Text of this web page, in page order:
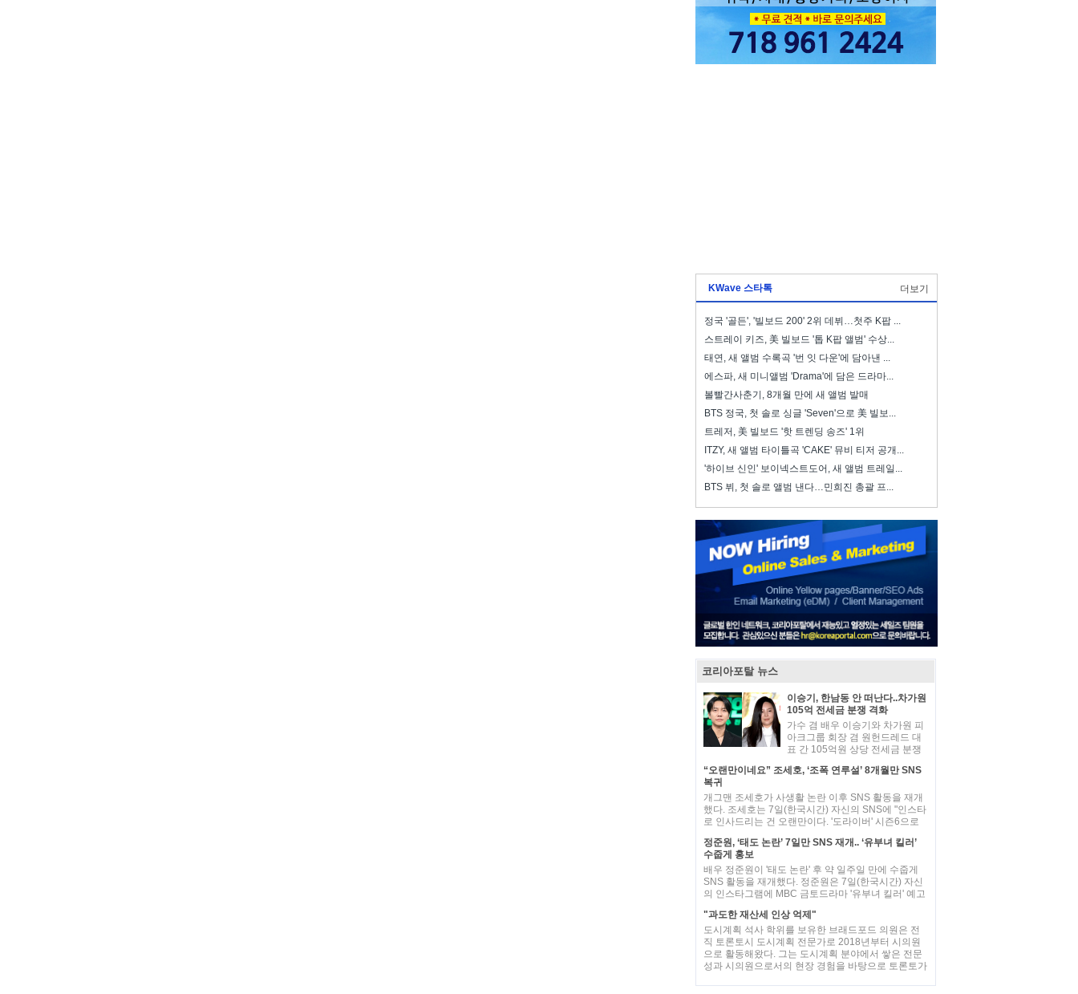
KWave 스타톡 더보기
정국 '골든', '빌보드 200' 2위 데뷔…첫주 K팝 ...
스트레이 키즈, 美 빌보드 '톱 K팝 앨범' 수상...
태연, 새 앨범 수록곡 '번 잇 다운'에 담아낸 ...
에스파, 새 미니앨범 'Drama'에 담은 드라마...
볼빨간사춘기, 8개월 만에 새 앨범 발매
BTS 정국, 첫 솔로 싱글 'Seven'으로 美 빌보...
트레저, 美 빌보드 '핫 트렌딩 송즈' 1위
ITZY, 새 앨범 타이틀곡 'CAKE' 뮤비 티저 공개...
'하이브 신인' 보이넥스트도어, 새 앨범 트레일...
BTS 뷔, 첫 솔로 앨범 낸다…민희진 총괄 프...